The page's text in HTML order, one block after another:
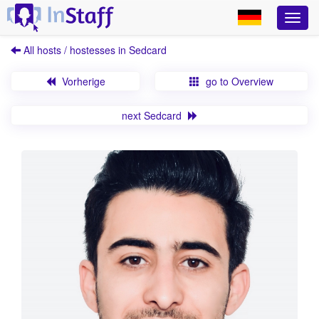
All hosts / hostesses in Sedcard
Vorherige go to Overview
next Sedcard